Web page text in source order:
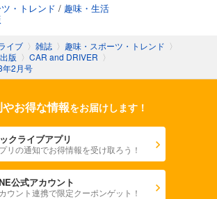
DRIVER 2024年7月号
DRIVER 2024年6月号
(税込)
すじを表示する
・トレンド / 趣味・生活
イブ 〉 雑誌 〉 趣味・スポーツ・トレンド 〉
版 〉 CAR and DRIVER 〉
年2月号
やお得な情報をお届けします！
クライブアプリ
リの通知でお得情報を受け取ろう！
公式アカウント
ウント連携で限定クーポンゲット！